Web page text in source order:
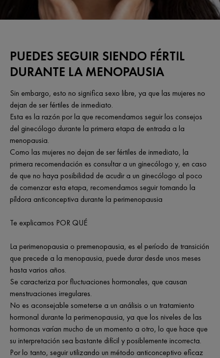
PUEDES SEGUIR SIENDO FÉRTIL
DURANTE LA MENOPAUSIA
Sin embargo, esto no significa sexo libre, ya que las mujeres no
dejan de ser fértiles de inmediato.
Esta es la razón por la que recomendamos seguir los consejos
del ginecólogo durante la primera etapa de entrada a la
menopausia.
Como las mujeres no dejan de ser fértiles de inmediato, la
primera recomendación es consultar a un ginecólogo y, en caso
de que no haya posibilidad de acudir a un ginecólogo al poco
de comenzar esta etapa, recomendamos seguir tomando la
píldora anticonceptiva durante la perimenopausia
Te explicamos POR QUÉ
La perimenopausia o premenopausia, es el período de transición
que precede a la menopausia, puede durar desde unos meses
hasta varios años.
Se caracteriza por fluctuaciones hormonales, que causan
menstruaciones irregulares.
No es aconsejable someterse a un análisis o un tratamiento
hormonal durante la perimenopausia, ya que los niveles de las
hormonas varían mucho de un momento a otro, lo que hace que
su interpretación sea bastante difícil y posiblemente incorrecta.
Por lo tanto, seguir utilizando un método anticonceptivo eficaz